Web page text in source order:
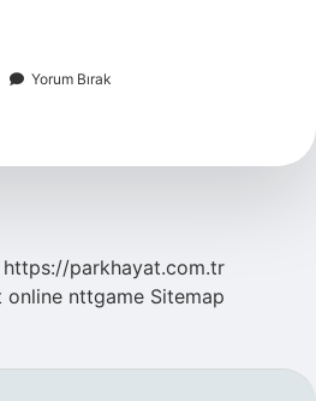
Yorum Bırak
https://parkhayat.com.tr
online nttgame Sitemap